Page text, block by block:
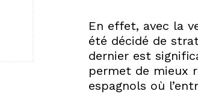
En effet, avec la
été décidé de
dernier est
permet de mieux
espagnols où